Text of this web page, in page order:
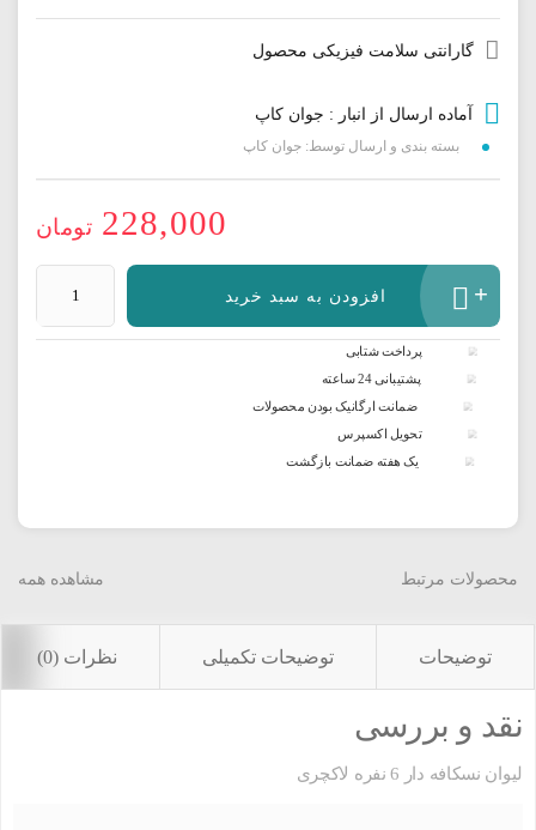
گارانتی سلامت فیزیکی محصول
آماده ارسال از انبار : جوان کاپ
بسته بندی و ارسال توسط: جوان کاپ
228,000 تومان
نسکافه
دار
افزودن به سبد خرید
پرداخت شتابی
پشتیبانی 24 ساعته
ضمانت ارگانیک بودن محصولات
تحویل اکسپرس
یک هفته ضمانت بازگشت
محصولات مرتبط مشاهده همه
توضیحات توضیحات تکمیلی نظرات (0)
نقد و بررسی
لیوان نسکافه دار 6 نفره لاکچری